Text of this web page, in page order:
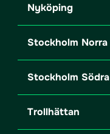
Nyköping
Stockholm Norra
Stockholm Södra
Trollhättan